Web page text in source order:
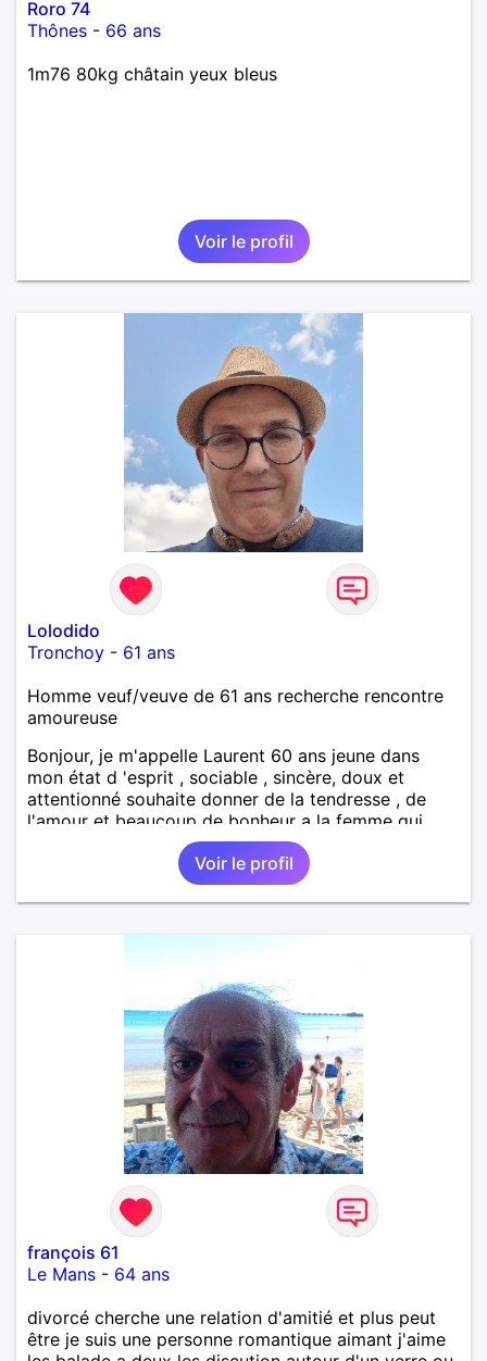
Roro 74
Thônes - 66 ans
1m76 80kg châtain yeux bleus
Voir le profil
Lolodido
Tronchoy - 61 ans
Homme veuf/veuve de 61 ans recherche rencontre
amoureuse
Bonjour, je m'appelle Laurent 60 ans jeune dans
mon état d 'esprit , sociable , sincère, doux et
attentionné souhaite donner de la tendresse , de
l'amour et beaucoup de bonheur a la femme qui
souhaitera partager ma vie . Bientôt en retraite a la
fin de l 'année et libre de toute contrainte. Digne de
confiance à la femme qui voudras m 'en accorder
en toute sincérité. Pour le reste venez me découvrir
Voir le profil
françois 61
Le Mans - 64 ans
divorcé cherche une relation d'amitié et plus peut
être je suis une personne romantique aimant j'aime